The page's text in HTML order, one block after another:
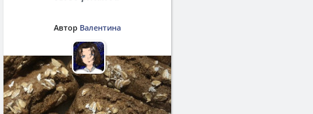
Автор Валентина